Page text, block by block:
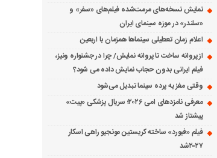
نمایش نسخه‌های مرمت‌شده فیلم‌های «سفر» و
«سلندر» در موزه سینمای ایران
اعلام زمان تعطیلی سینماها همزمان با اربعین
از پروانه ساخت تا پروانه نمایش/ چرا در جشنواره ونیز،
فیلم ایرانی بدون حجاب نمایش داده می شود؟
وقتی مغز به پرده سینما تبدیل می‌شود
معرفی نامزدهای امی ۲۰۲۶؛ سریال پزشکی «پیت»
پیشتاز شد
فیلم «فیورد» ساخته کریستین مونجیو راهی اسکار
۲۰۲۷شد